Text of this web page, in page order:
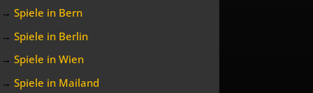
→ Spiele in Bern
→ Spiele in Berlin
→ Spiele in Wien
→ Spiele in Mailand